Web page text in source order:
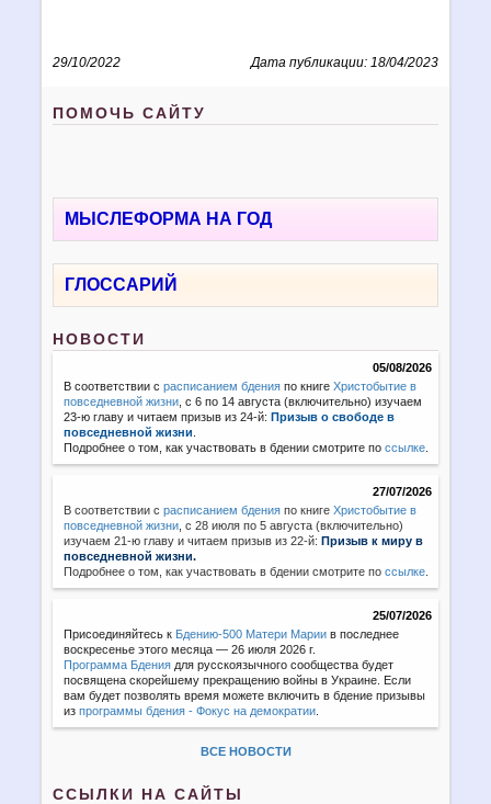
29/10/2022 Дата публикации: 18/04/2023
ПОМОЧЬ САЙТУ
МЫСЛЕФОРМА НА ГОД
ГЛОССАРИЙ
НОВОСТИ
05/08/2026
В соответствии срасписанием бдения по книгеХристобытие в
повседневной жизни , с 6 по 14 августа (включительно) изучаем
23-ю главу и читаем призыв из 24-й:Призыв о свободе в
повседневной жизни
Подробнее о том, как участвовать в бдении смотрите поссылке
27/07/2026
В соответствии с расписанием бдения по книгеХристобытие в
повседневной жизни с 28 июля по 5 августа (включительно)
изучаем 21-ю главу и читаем призыв из 22-й:Призыв к миру в
повседневной жизни.
Подробнее о том, как участвовать в бдении смотрите поссылке
25/07/2026
Присоединяйтесь к Бдению-500 Матери Марии в последнее
воскресенье этого месяца — 26 июля 2026 г.
Программа Бдения для русскоязычного сообщества будет
посвящена скорейшему прекращению войны в Украине. Если
вам будет позволять время можете включить в бдение призывы
изпрограммы бдения - Фокус на демократии
ВСЕ НОВОСТИ
ССЫЛКИ НА САЙТЫ